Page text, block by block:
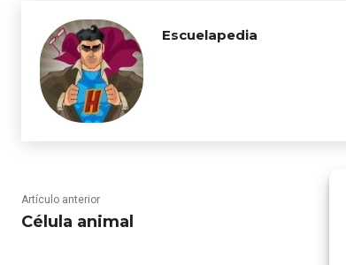
Escuelapedia
Artículo anterior
Célula animal